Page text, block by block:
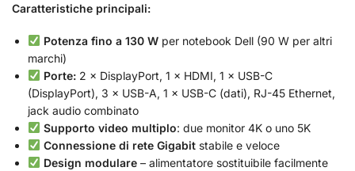
Caratteristiche principali:
Potenza fino a 130 Wper notebook Dell (90 W per altri
marchi)
Porte:2 × DisplayPort, 1 × HDMI, 1 × USB-C
(DisplayPort), 3 × USB-A, 1 × USB-C (dati), RJ-45 Ethernet,
jack audio combinato
Supporto video multiplo: due monitor 4K o uno 5K
Connessione di rete Gigabitstabile e veloce
Design modulare– alimentatore sostituibile facilmente